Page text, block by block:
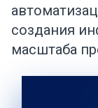
создания
масштаба